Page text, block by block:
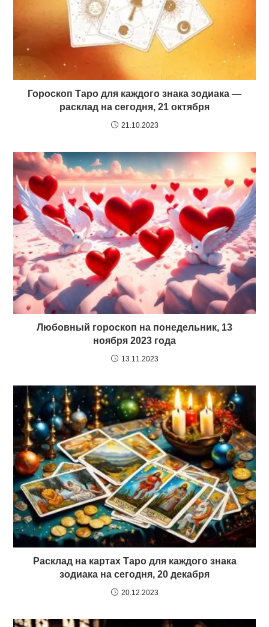
Гороскоп Таро для каждого знака зодиака —
расклад на сегодня, 21 октября
21.10.2023
Любовный гороскоп на понедельник, 13
ноября 2023 года
13.11.2023
Расклад на картах Таро для каждого знака
зодиака на сегодня, 20 декабря
20.12.2023